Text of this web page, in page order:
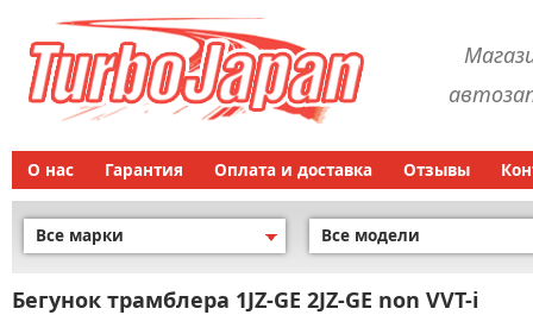
О нас Гарантия Оплата и доставка Отзывы
Все марки Все модели
Бегунок трамблера 1JZ-GE 2JZ-GE non VVT-i